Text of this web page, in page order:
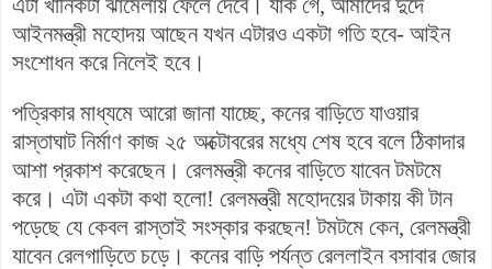
এটা খানিকটা ঝামেলায় ফেলে দেবে। যাক গে, আমাদের দুঁদে
আইনমন্ত্রী মহোদয় আছেন যখন এটারও একটা গতি হবে- আইন
সংশোধন করে নিলেই হবে।
পত্রিকার মাধ্যমে আরো জানা যাচ্ছে, কনের বাড়িতে যাওয়ার
রাস্তাঘাট নির্মাণ কাজ ২৫ অক্টোবরের মধ্যে শেষ হবে বলে ঠিকাদার
আশা প্রকাশ করেছেন। রেলমন্ত্রী কনের বাড়িতে যাবেন টমটমে
করে। এটা একটা কথা হলো! রেলমন্ত্রী মহোদয়ের টাকায় কী টান
পড়েছে যে কেবল রাস্তাই সংস্কার করছেন! টমটমে কেন, রেলমন্ত্রী
যাবেন রেলগাড়িতে চড়ে। কনের বাড়ি পর্যন্ত রেললাইন বসাবার জোর